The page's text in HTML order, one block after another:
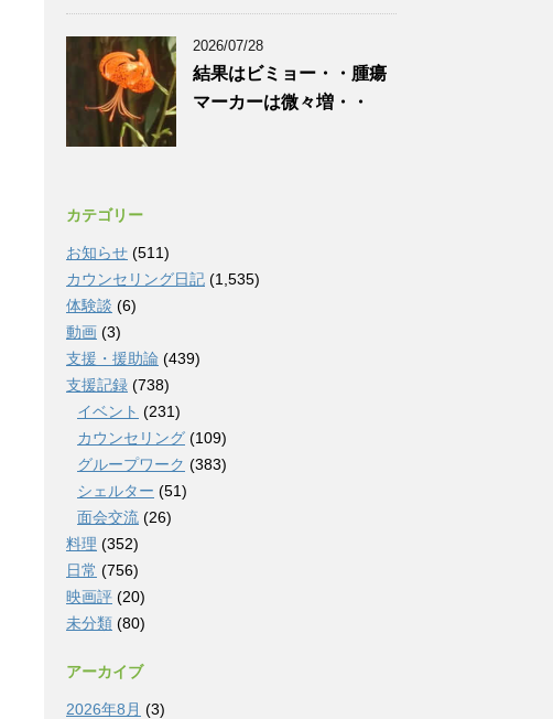
2026/07/28
結果はビミョー・・腫瘍
マーカーは微々増・・
カテゴリー
お知らせ (511)
カウンセリング日記 (1,535)
体験談 (6)
動画 (3)
支援・援助論 (439)
支援記録 (738)
イベント (231)
カウンセリング (109)
グループワーク (383)
シェルター (51)
面会交流 (26)
料理 (352)
日常 (756)
映画評 (20)
未分類 (80)
アーカイブ
2026年8月 (3)